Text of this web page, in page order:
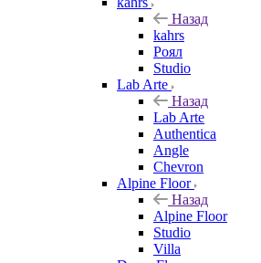
Назад
kahrs
Роял
Studio
Lab Arte
Назад
Lab Arte
Authentica
Angle
Chevron
Alpine Floor
Назад
Alpine Floor
Studio
Villa